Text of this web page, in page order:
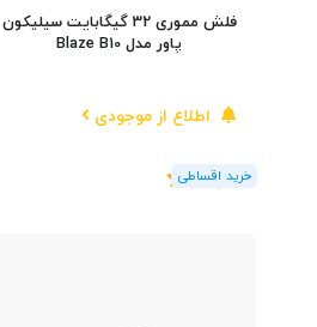
فلش مموری 32 گیگابایت سیلیکون
پاور مدل Blaze B10
اطلاع از موجودی
(1رای)
5